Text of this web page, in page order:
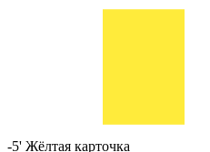
-5' Жёлтая карточка